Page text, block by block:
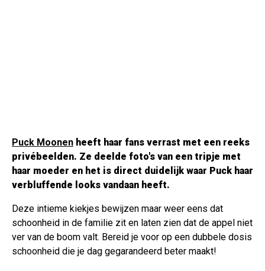
Puck Moonen heeft haar fans verrast met een reeks
privébeelden. Ze deelde foto's van een tripje met
haar moeder en het is direct duidelijk waar Puck haar
verbluffende looks vandaan heeft.
Deze intieme kiekjes bewijzen maar weer eens dat
schoonheid in de familie zit en laten zien dat de appel niet
ver van de boom valt. Bereid je voor op een dubbele dosis
schoonheid die je dag gegarandeerd beter maakt!